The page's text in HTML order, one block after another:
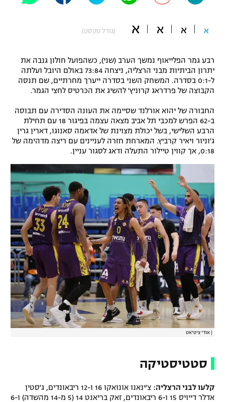
תקנון משתתפים וזוכים בפרסים
תקנון עבור פעילות ספורט 1 – "מרלן"
טניס
גיימינג E-Sports
תנאי שימוש
מדיניות פרטיות
תקנון פעילות ספורט 1
רשיון להקרנה פומבית לבית עסק
הצטרפות לחבילת הערוצים
לוח דרושים – ג'ובנט
תגיות
המגזין
כדורמים
פוטבול אמריקאי NFL
בייסבול MLB
ספורט אתגרי ואקסטרים
אומנויות לחימה
גיימינג E-Sports
א א א א (גודל טקסט)
רבע גמר הפלייאוף נמשך הערב (שני), כשהפועל חולון גנבה את
יתרון הביתיות מבני הרצליה, ניצחה 73:84 באולם היובל ועלתה
ל-0:1 בסדרה. המשחק השני בסדרה ייערך מחרתיים, שם תנסה
הקבוצה של פרדראג קרוניץ' להשיג את הכרטיס לחצי הגמר.
החבורה של יהוא אורלנד שסיימה את העונה הסדירה עם תבוסה
ב-62 הפרש למכבי תל אביב מצאה עצמה בפיגור 18 עם תחילת
הרבע השלישי, בשל יכולת מצוינת של אדאמה סאנוגו, דארין גרין
ג'וניור ויאיר קרביץ. המארחת חזרה לעניינים עם ריצה מדהימה של
0:18, אך קווין טיילור התעלה ודאג לסגור עניין.
אודי ציטיאט
סטטיסטיקה
קלעו לבני הרצליה:
צ'ינאנו אונואקו 16 ו-12 ריבאונדים, ג'סטין
אדלר דייויס 15 ו-6 ריבאונדים, זאק בריאנט 14 (5 מ-14 מהשדה) ו-6